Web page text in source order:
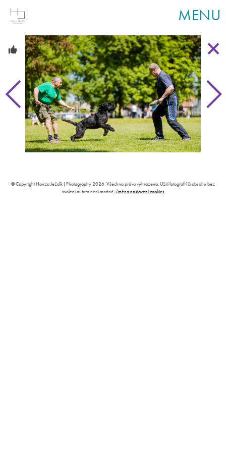
MENU
© Copyright Honza Ježdík | Photography 2026. Všechna práva vyhrazena. Užití fotografií či obsahu bez
svolení autora není možné.Změna nastavení cookies